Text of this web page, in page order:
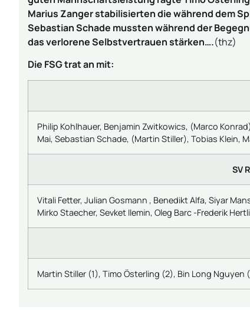
Marius Zanger stabilisierten die während dem
Sebastian Schade mussten während der
das verlorene Selbstvertrauen stärken….(thz)
Die FSG trat an mit:
Philip Kohlhauer, Benjamin Zwitkowics, (Marco
Mai, Sebastian Schade, (Martin Stiller), Tobias Klein,
SV
Vitali Fetter, Julian Gosmann , Benedikt Alfa, Siyar
Mirko Staecher, Sevket Ilemin, Oleg Barc -Frederik
Martin Stiller (1), Timo Österling (2), Bin Long Nguyen